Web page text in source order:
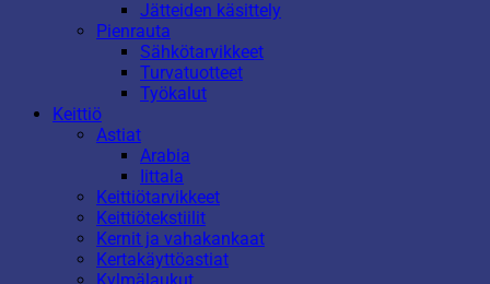
Jätteiden käsittely
Pienrauta
Sähkötarvikkeet
Turvatuotteet
Työkalut
Keittiö
Astiat
Arabia
Iittala
Keittiötarvikkeet
Keittiötekstiilit
Kernit ja vahakankaat
Kertakäyttöastiat